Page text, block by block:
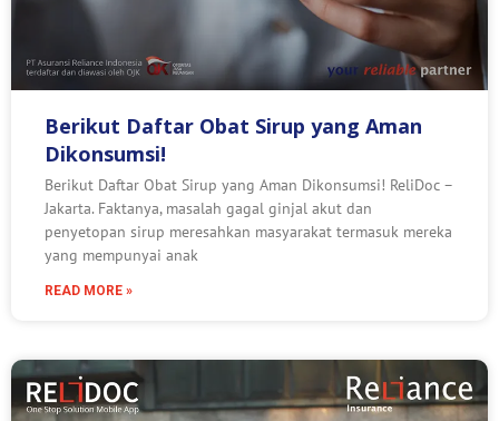
Berikut Daftar Obat Sirup yang Aman
Dikonsumsi!
Berikut Daftar Obat Sirup yang Aman Dikonsumsi! ReliDoc –
Jakarta. Faktanya, masalah gagal ginjal akut dan
penyetopan sirup meresahkan masyarakat termasuk mereka
yang mempunyai anak
READ MORE »